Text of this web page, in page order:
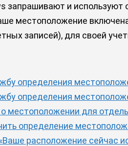
запрашивают и
местоположение
записей), для своей
определения
определения
местоположении для
определение
расположение сейчас